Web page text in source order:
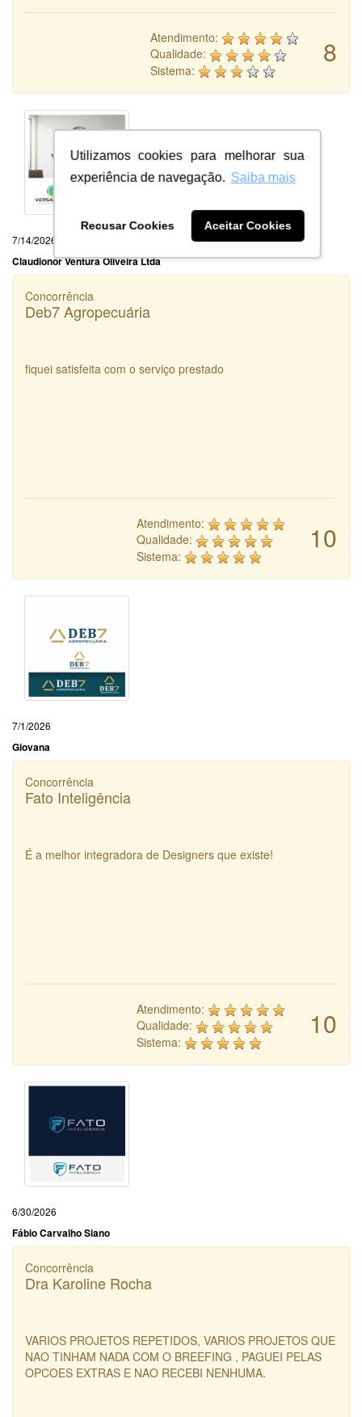
Utilizamos cookies para melhorar sua
experiência de navegação. Saiba mais
Recusar Cookies Aceitar Cookies
8
Atendimento:
Qualidade:
Sistema:
7/14/2026
Claudionor Ventura Oliveira Ltda
Concorrência
Deb7 Agropecuária
fiquei satisfeita com o serviço prestado
10
Atendimento:
Qualidade:
Sistema:
7/1/2026
Giovana
Concorrência
Fato Inteligência
É a melhor integradora de Designers que existe!
10
Atendimento:
Qualidade:
Sistema:
6/30/2026
Fábio Carvalho Siano
Concorrência
Dra Karoline Rocha
VARIOS PROJETOS REPETIDOS, VARIOS PROJETOS QUE
NAO TINHAM NADA COM O BREEFING , PAGUEI PELAS
OPCOES EXTRAS E NAO RECEBI NENHUMA.